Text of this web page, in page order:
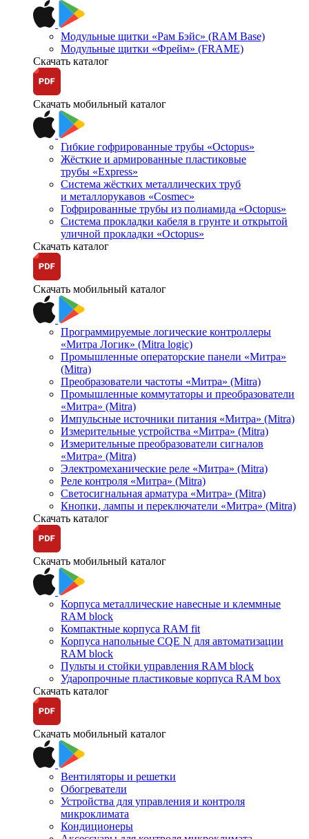
Модульные щитки «Рам Бэйс» (RAM Base)
Модульные щитки «Фрейм» (FRAME)
Скачать каталог
Скачать мобильный каталог
Гибкие гофрированные трубы «Octopus»
Жёсткие и армированные пластиковые
трубы «Express»
Система жёстких металлических труб
и металлорукавов «Cosmec»
Гофрированные трубы из полиамида «Octopus»
Система прокладки кабеля в грунте и открытой
уличной прокладки «Octopus»
Скачать каталог
Скачать мобильный каталог
Программируемые логические контроллеры
«Митра Логик» (Mitra logic)
Промышленные операторские панели «Митра»
(Mitra)
Преобразователи частоты «Митра» (Mitra)
Промышленные коммутаторы и преобразователи
«Митра» (Mitra)
Импульсные источники питания «Митра» (Mitra)
Измерительные устройства «Митра» (Mitra)
Измерительные преобразователи сигналов
«Митра» (Mitra)
Электромеханические реле «Митра» (Mitra)
Реле контроля «Митра» (Mitra)
Светосигнальная арматура «Митра» (Mitra)
Кнопки, лампы и переключатели «Митра» (Mitra)
Скачать каталог
Скачать мобильный каталог
Корпуса металлические навесные и клеммные
RAM block
Компактные корпуса RAM fit
Корпуса напольные CQE N для автоматизации
RAM block
Пульты и стойки управления RAM block
Ударопрочные пластиковые корпуса RAM box
Скачать каталог
Скачать мобильный каталог
Вентиляторы и решетки
Обогреватели
Устройства для управления и контроля
микроклимата
Кондиционеры